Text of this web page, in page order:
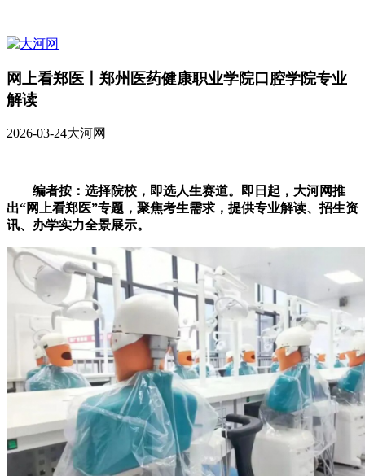
网上看郑医丨郑州医药健康职业学院口腔学院专业
解读
2026-03-24大河网
编者按：选择院校，即选人生赛道。即日起，大河网推
出“网上看郑医”专题，聚焦考生需求，提供专业解读、招生资
讯、办学实力全景展示。